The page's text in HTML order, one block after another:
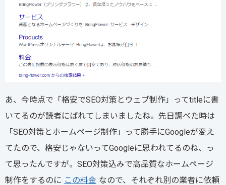
あ、今時点で「格安でSEO対策とウェブ制作」ってtitleに書
いてるのが読者にばれてしまいましたね。先日調べた時は
「SEO対策とホームページ制作」って勝手にGoogleが変え
てたので、格安じゃないってGoogleに思われてるのね、っ
て思ったんですが。SEO対策込みで高品質なホームページ
制作をするのに この料金 なので、それぞれ別の業者に依頼